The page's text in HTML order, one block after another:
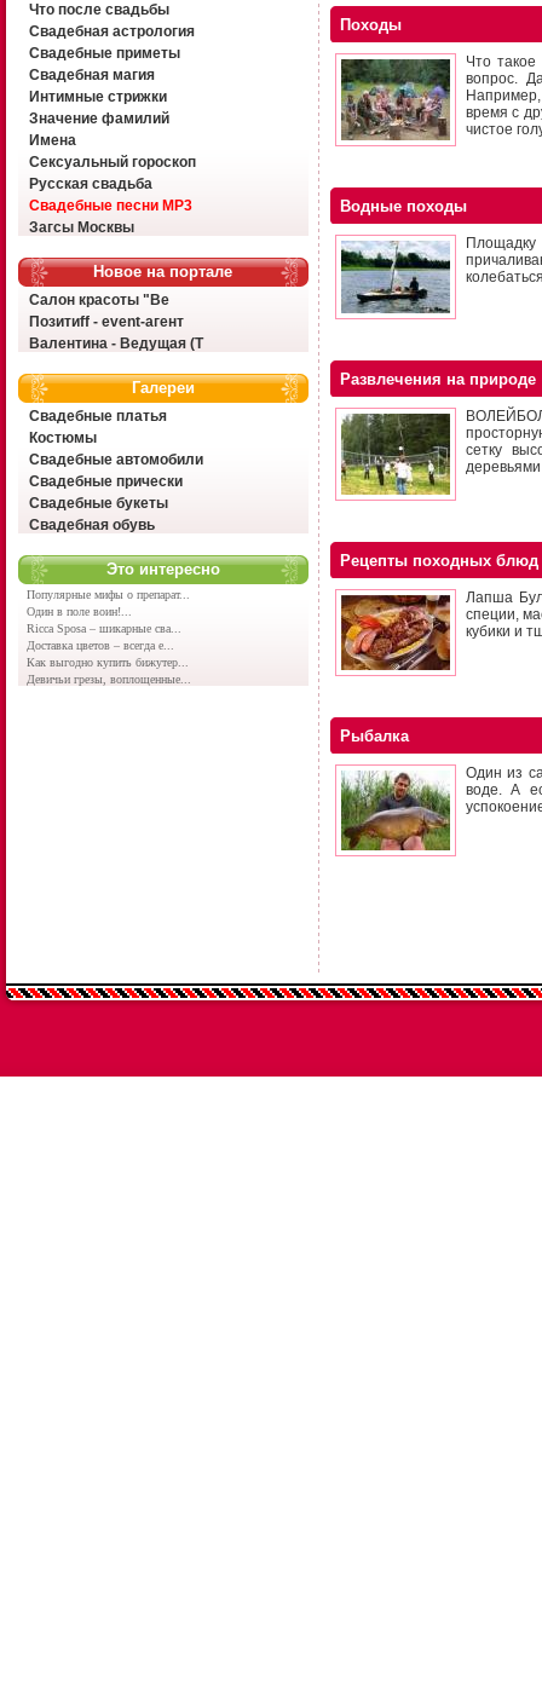
Что после свадьбы
Свадебная астрология
Свадебные приметы
Свадебная магия
Интимные стрижки
Значение фамилий
Имена
Сексуальный гороскоп
Русская свадьба
Свадебные песни MP3
Загсы Москвы
Новое на портале
Салон красоты "Ве
Позитиff - event-агент
Валентина - Ведущая (Т
Галереи
Свадебные платья
Костюмы
Свадебные автомобили
Свадебные прически
Свадебные букеты
Свадебная обувь
Это интересно
Популярные мифы о препарат...
Один в поле воин!...
Ricca Sposa – шикарные сва...
Доставка цветов – всегда е...
Как выгодно купить бижутер...
Девичьи грезы, воплощенные...
Походы
Что
вопрос.
Например,
время с
чистое
Водные походы
Площадку
Развлечения на природе
ВОЛЕЙБОЛ
сетку
деревьями
Рецепты походных блюд
Лапша
специи,
кубики и
Рыбалка
Один из
воде. А